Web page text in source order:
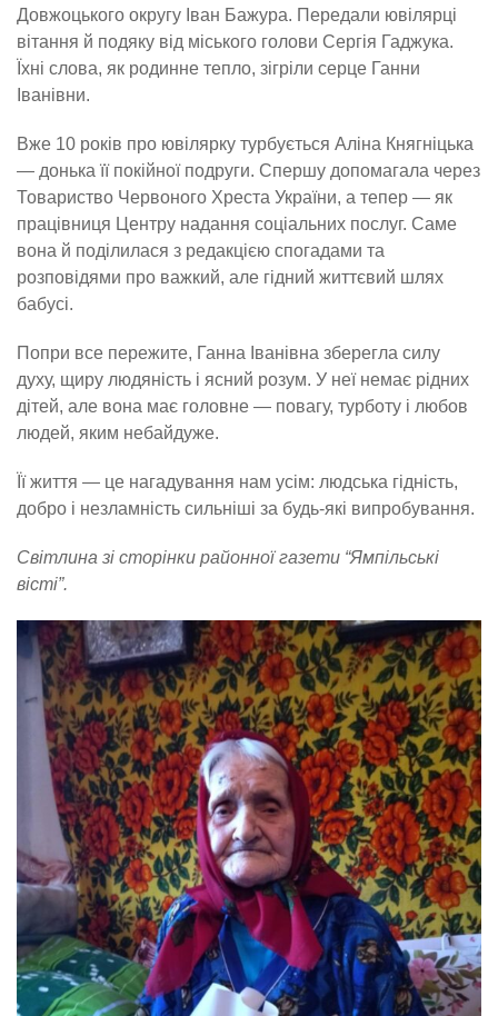
Довжоцького округу Іван Бажура. Передали ювілярці
вітання й подяку від міського голови Сергія Гаджука.
Їхні слова, як родинне тепло, зігріли серце Ганни
Іванівни.
Вже 10 років про ювілярку турбується Аліна Княгніцька
— донька її покійної подруги. Спершу допомагала через
Товариство Червоного Хреста України, а тепер — як
працівниця Центру надання соціальних послуг. Саме
вона й поділилася з редакцією спогадами та
розповідями про важкий, але гідний життєвий шлях
бабусі.
Попри все пережите, Ганна Іванівна зберегла силу
духу, щиру людяність і ясний розум. У неї немає рідних
дітей, але вона має головне — повагу, турботу і любов
людей, яким небайдуже.
Її життя — це нагадування нам усім: людська гідність,
добро і незламність сильніші за будь-які випробування.
Світлина зі сторінки районної газети “Ямпільські
вісті”.